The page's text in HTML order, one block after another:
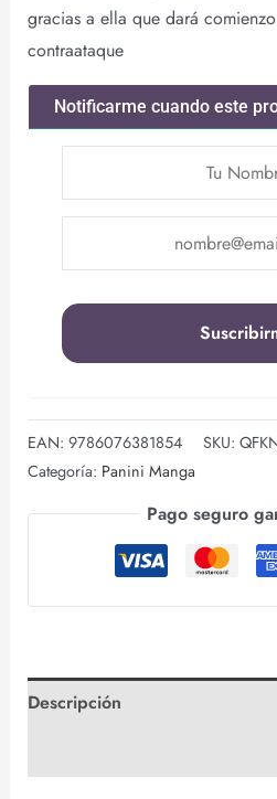
gracias a ella que dará
contraataque
Notificarme cuando este
EAN: 9786076381854 SKU:
Categoría: Panini Manga
Pago seguro
Descripción